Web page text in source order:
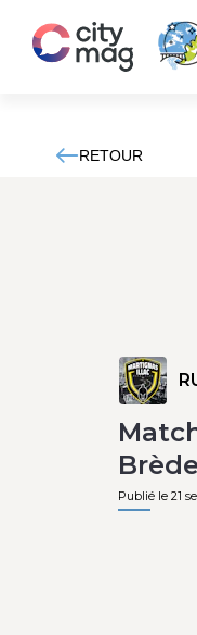
RETOUR
Brède
Publié le 21